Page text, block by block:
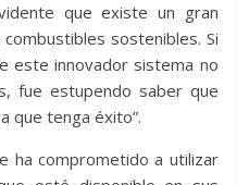
que existe un gran
sostenibles. Si
este innovador sistema no
fue estupendo saber que
que tenga éxito”.
ha comprometido a utilizar